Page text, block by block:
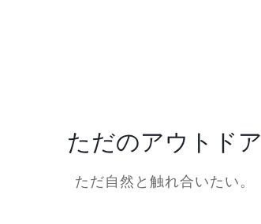
ただのアウトドア
ただ自然と触れ合いたい。